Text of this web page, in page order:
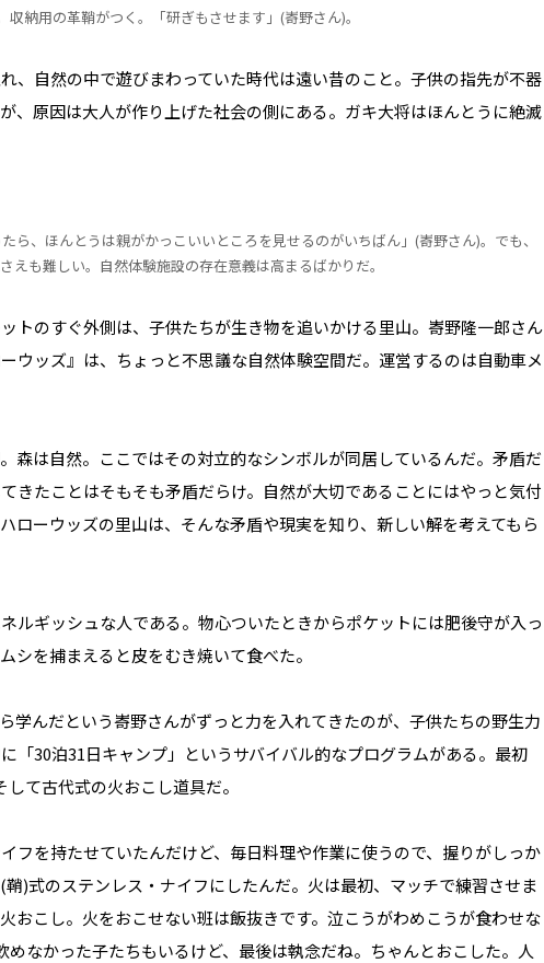
収納用の革鞘がつく。「研ぎもさせます」(㟢野さん)。
、自然の中で遊びまわっていた時代は遠い昔のこと。子供の指先が不器
、原因は大人が作り上げた社会の側にある。ガキ大将はほんとうに絶滅
ら、ほんとうは親がかっこいいところを見せるのがいちばん」(㟢野さん)。でも、
えも難しい。自然体験施設の存在意義は高まるばかりだ。
トのすぐ外側は、子供たちが生き物を追いかける里山。㟢野隆一郎さん
ウッズ』は、ちょっと不思議な自然体験空間だ。運営するのは自動車メ
森は自然。ここではその対立的なシンボルが同居しているんだ。矛盾だ
きたことはそもそも矛盾だらけ。自然が大切であることにはやっと気付
ローウッズの里山は、そんな矛盾や現実を知り、新しい解を考えてもら
ルギッシュな人である。物心ついたときからポケットには肥後守が入っ
シを捕まえると皮をむき焼いて食べた。
学んだという㟢野さんがずっと力を入れてきたのが、子供たちの野生力
「30泊31日キャンプ」というサバイバル的なプログラムがある。最初
て古代式の火おこし道具だ。
フを持たせていたんだけど、毎日料理や作業に使うので、握りがしっか
)式のステンレス・ナイフにしたんだ。火は最初、マッチで練習させま
おこし。火をおこせない班は飯抜きです。泣こうがわめこうが食わせな
めなかった子たちもいるけど、最後は執念だね。ちゃんとおこした。人